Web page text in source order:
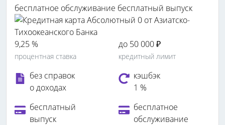
бесплатное обслуживание бесплатный выпуск
9,25 %
процентная ставка
до 50 000 ₽
кредитный лимит
без справок
о доходах
кэшбэк
1 %
бесплатный
выпуск
бесплатное
обслуживание